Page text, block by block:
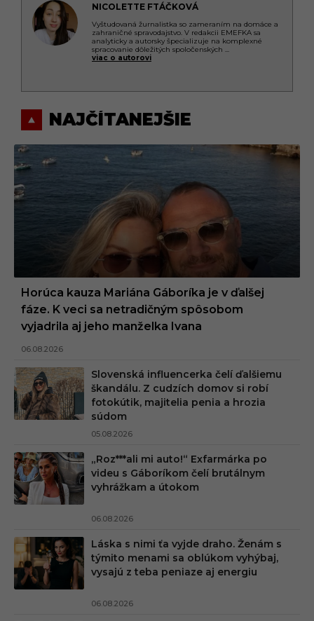
NICOLETTE FTÁČKOVÁ
Vyštudovaná žurnalistka so zameraním na domáce a
zahraničné spravodajstvo. V redakcii EMEFKA sa
analyticky a autorsky špecializuje na komplexné
spracovanie dôležitých spoločenských ...
viac o autorovi
NAJČÍTANEJŠIE
Horúca kauza Mariána Gáboríka je v ďalšej
fáze. K veci sa netradičným spôsobom
vyjadrila aj jeho manželka Ivana
06.08.2026
Slovenská influencerka čelí ďalšiemu
škandálu. Z cudzích domov si robí
fotokútik, majitelia penia a hrozia
súdom
05.08.2026
„Roz***ali mi auto!“ Exfarmárka po
videu s Gáboríkom čelí brutálnym
vyhrážkam a útokom
06.08.2026
Láska s nimi ťa vyjde draho. Ženám s
týmito menami sa oblúkom vyhýbaj,
vysajú z teba peniaze aj energiu
06.08.2026